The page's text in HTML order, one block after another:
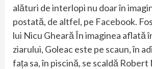
alături de interlopi nu doar în
postată, de altfel, pe Facebook.
lui Nicu Gheară În imaginea aflată
ziarului, Goleac este pe scaun, în
fața sa, în piscină, se scaldă Robert